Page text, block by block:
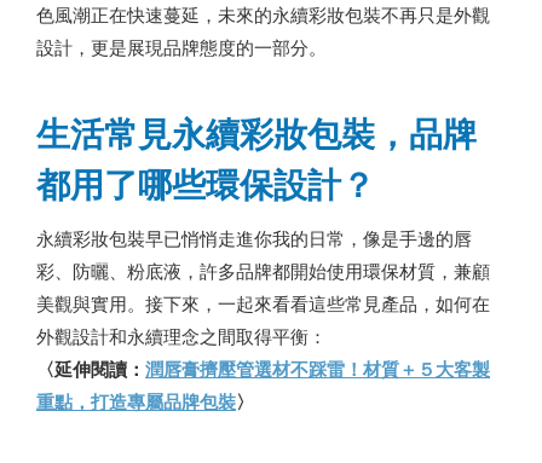
色風潮正在快速蔓延，未來的永續彩妝包裝不再只是外觀
設計，更是展現品牌態度的一部分。
生活常見永續彩妝包裝，品牌
都用了哪些環保設計？
永續彩妝包裝早已悄悄走進你我的日常，像是手邊的唇
彩、防曬、粉底液，許多品牌都開始使用環保材質，兼顧
美觀與實用。接下來，一起來看看這些常見產品，如何在
外觀設計和永續理念之間取得平衡：
〈延伸閱讀： 潤唇膏擠壓管選材不踩雷！材質＋５大客製
重點，打造專屬品牌包裝〉